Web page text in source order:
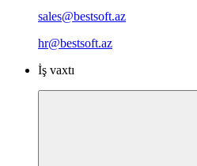
sales@bestsoft.az
hr@bestsoft.az
İş vaxtı